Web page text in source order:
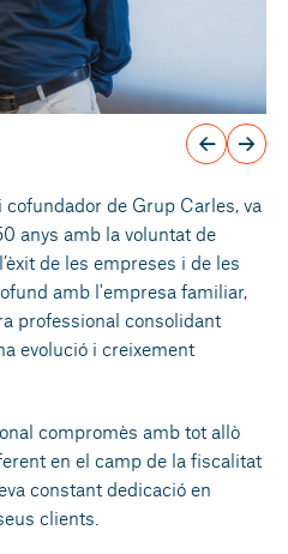
cofundador de Grup Carles, va
anys amb la voluntat de
de les empreses i de les
amb l'empresa familiar,
professional consolidant
evolució i creixement
compromès amb tot allò
en el camp de la fiscalitat
constant dedicació en
clients.